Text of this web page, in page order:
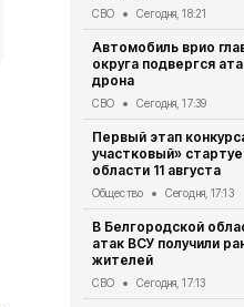
СВО Сегодня, 18:21
Автомобиль врио
округа подвергся
дрона
СВО Сегодня, 17:39
Первый этап
участковый»
области 11 августа
Общество Сегодня, 17:13
В Белгородской
атак ВСУ получили
жителей
СВО Сегодня, 17:13